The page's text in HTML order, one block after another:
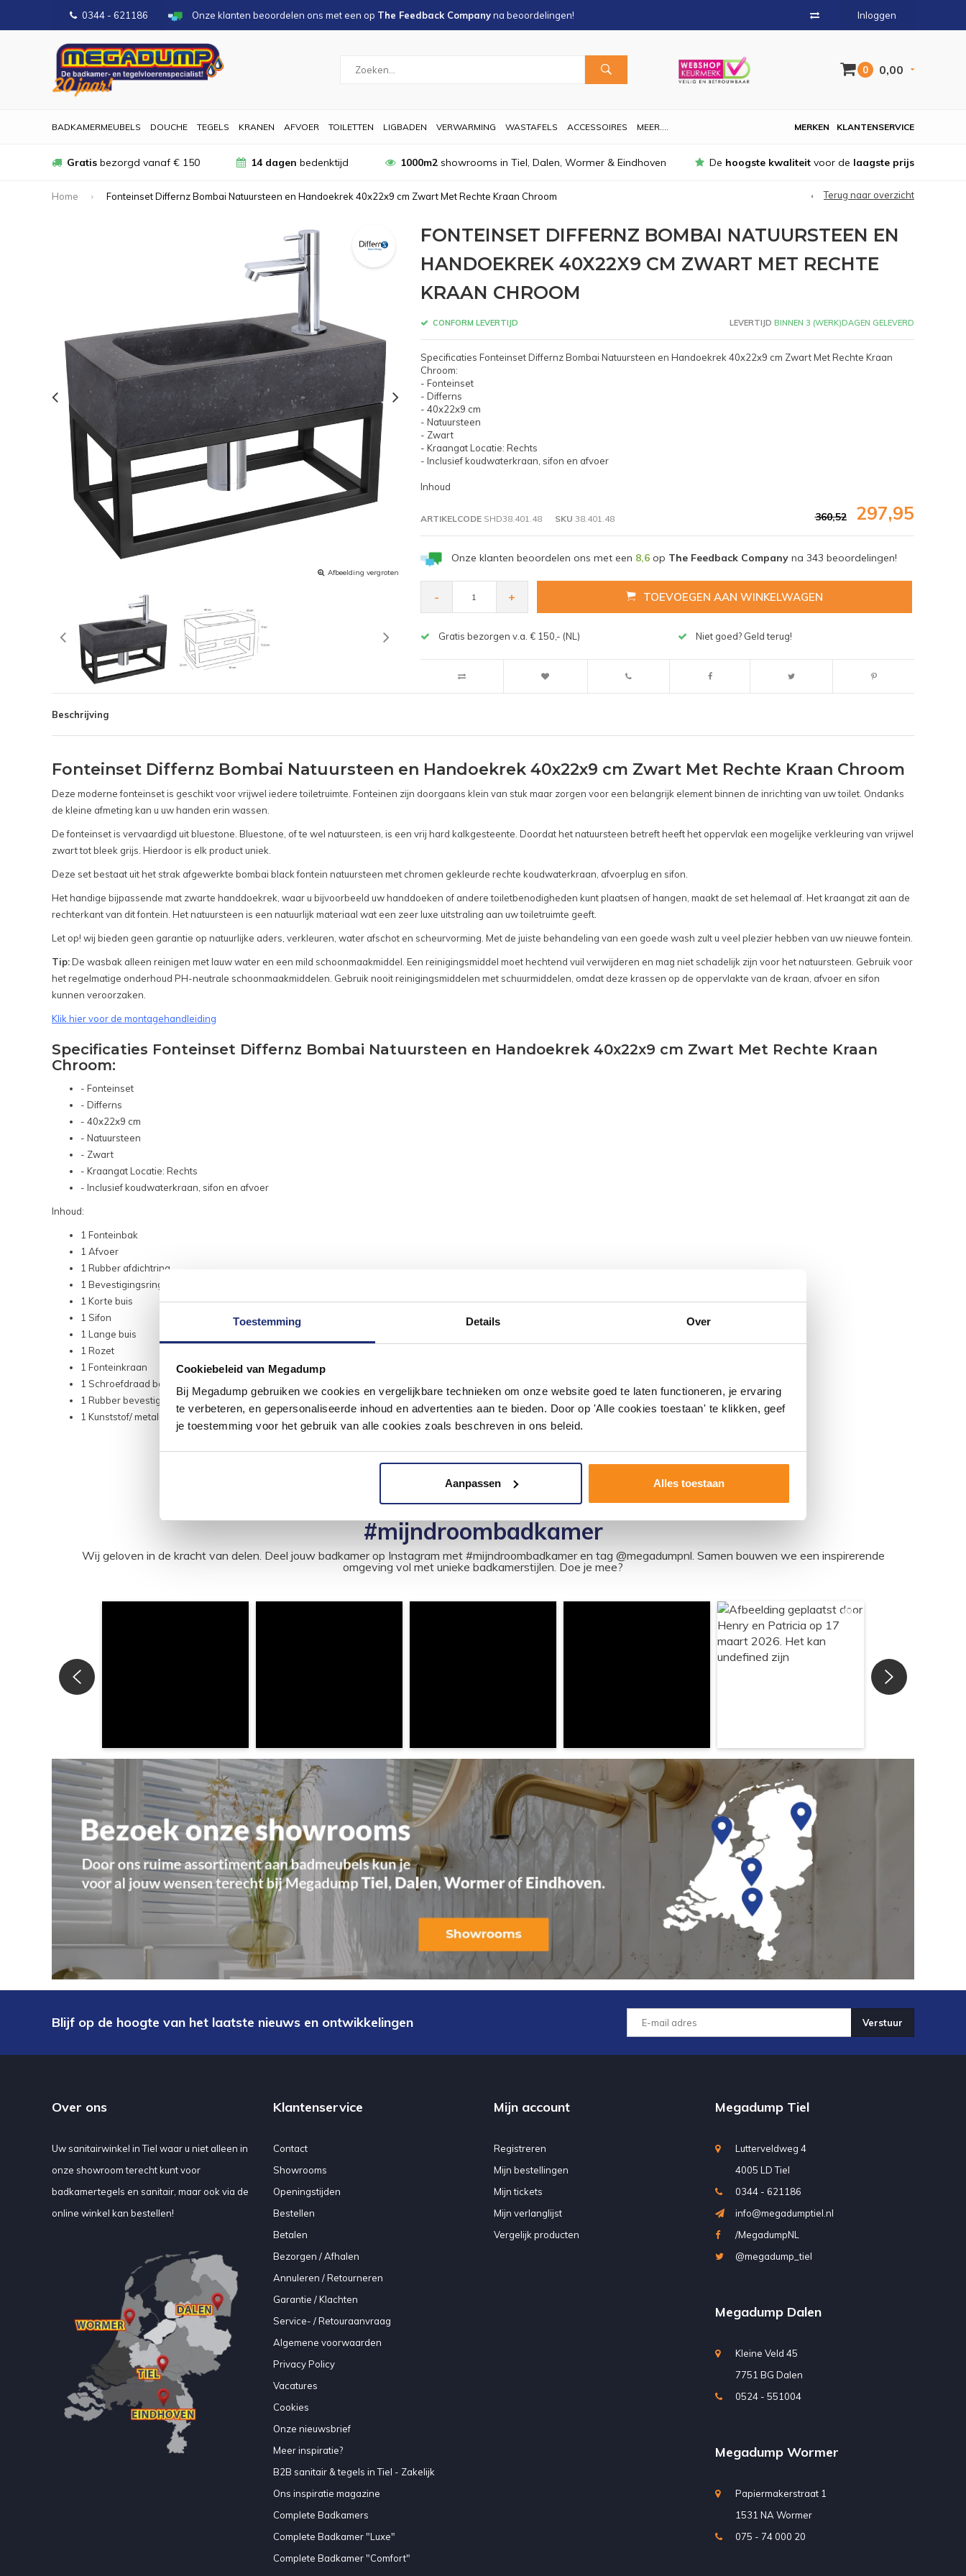
Toestemming Details Over
Cookiebeleid van Megadump
Bij Megadump gebruiken we cookies en vergelijkbare technieken om onze website goed te laten functioneren, je ervaring
te verbeteren, en gepersonaliseerde inhoud en advertenties aan te bieden. Door op 'Alle cookies toestaan' te klikken, geef
je toestemming voor het gebruik van alle cookies zoals beschreven in ons beleid.
Aanpassen Alles toestaan
0344 - 621186 Onze klanten beoordelen ons met een op The Feedback Companyna beoordelingen! Inloggen
0 0,00
BADKAMERMEUBELS DOUCHE TEGELS KRANEN AFVOER TOILETTEN LIGBADEN VERWARMING WASTAFELS ACCESSOIRES MEER.... KLANTENSERVICE
MERKEN
Gratis bezorgd vanaf € 150 14 dagen bedenktijd 1000m2showrooms in Tiel, Dalen, Wormer & Eindhoven De hoogste kwaliteit voor de laagste prijs
Home Fonteinset Differnz Bombai Natuursteen en Handoekrek 40x22x9 cm Zwart Met Rechte Kraan Chroom Terug naar overzicht
Afbeelding vergroten
FONTEINSET DIFFERNZ BOMBAI NATUURSTEEN EN
HANDOEKREK 40X22X9 CM ZWART MET RECHTE
KRAAN CHROOM
CONFORM LEVERTIJD LEVERTIJD BINNEN 3 (WERK)DAGEN GELEVERD
Specificaties Fonteinset Differnz Bombai Natuursteen en Handoekrek 40x22x9 cm Zwart Met Rechte Kraan
Chroom:
- Fonteinset
- Differns
- 40x22x9 cm
- Natuursteen
- Zwart
- Kraangat Locatie: Rechts
- Inclusief koudwaterkraan, sifon en afvoer
Inhoud
ARTIKELCODESHD38.401.48 SKU 38.401.48 360,52 297,95
Onze klanten beoordelen ons met een 8,6op The Feedback Companyna 343 beoordelingen!
- + TOEVOEGEN AAN WINKELWAGEN
Gratis bezorgen v.a. € 150,- (NL) Niet goed? Geld terug!
Beschrijving
Fonteinset Differnz Bombai Natuursteen en Handoekrek 40x22x9 cm Zwart Met Rechte Kraan Chroom
Deze moderne fonteinset is geschikt voor vrijwel iedere toiletruimte. Fonteinen zijn doorgaans klein van stuk maar zorgen voor een belangrijk element binnen de inrichting van uw toilet. Ondanks
de kleine afmeting kan u uw handen erin wassen.
De fonteinset is vervaardigd uit bluestone. Bluestone, of te wel natuursteen, is een vrij hard kalkgesteente. Doordat het natuursteen betreft heeft het oppervlak een mogelijke verkleuring van vrijwel
zwart tot bleek grijs. Hierdoor is elk product uniek.
Deze set bestaat uit het strak afgewerkte bombai black fontein natuursteen met chromen gekleurde rechte koudwaterkraan, afvoerplug en sifon.
Het handige bijpassende mat zwarte handdoekrek, waar u bijvoorbeeld uw handdoeken of andere toiletbenodigheden kunt plaatsen of hangen, maakt de set helemaal af. Het kraangat zit aan de
rechterkant van dit fontein. Het natuursteen is een natuurlijk materiaal wat een zeer luxe uitstraling aan uw toiletruimte geeft.
Let op! wij bieden geen garantie op natuurlijke aders, verkleuren, water afschot en scheurvorming. Met de juiste behandeling van een goede wash zult u veel plezier hebben van uw nieuwe fontein.
Tip:De wasbak alleen reinigen met lauw water en een mild schoonmaakmiddel. Een reinigingsmiddel moet hechtend vuil verwijderen en mag niet schadelijk zijn voor het natuursteen. Gebruik voor
het regelmatige onderhoud PH-neutrale schoonmaakmiddelen. Gebruik nooit reinigingsmiddelen met schuurmiddelen, omdat deze krassen op de oppervlakte van de kraan, afvoer en sifon
kunnen veroorzaken.
Klik hier voor de montagehandleiding
Specificaties Fonteinset Differnz Bombai Natuursteen en Handoekrek 40x22x9 cm Zwart Met Rechte Kraan
Chroom:
- Fonteinset
- Differns
- 40x22x9 cm
- Natuursteen
- Zwart
- Kraangat Locatie: Rechts
- Inclusief koudwaterkraan, sifon en afvoer
Inhoud:
1 Fonteinbak
1 Afvoer
1 Rubber afdichtring
1 Bevestigingsring
1 Korte buis
1 Sifon
1 Lange buis
1 Rozet
1 Fonteinkraan
1 Schroefdraad bout
1 Rubber bevestigingsring
1 Kunststof/ metalen bevestigingsmoer
#mijndroombadkamer
Wij geloven in de kracht van delen. Deel jouw badkamer op Instagram met #mijndroombadkamer en tag @megadumpnl. Samen bouwen we een inspirerende
omgeving vol met unieke badkamerstijlen. Doe je mee?
Blijf op de hoogte van het laatste nieuws en ontwikkelingen Verstuur
Over ons
Uw sanitairwinkel in Tiel waar u niet alleen in
onze showroom terecht kunt voor
badkamertegels en sanitair, maar ook via de
online winkel kan bestellen!
Klantenservice
Contact
Showrooms
Openingstijden
Bestellen
Betalen
Bezorgen / Afhalen
Annuleren / Retourneren
Garantie / Klachten
Service- / Retouraanvraag
Algemene voorwaarden
Privacy Policy
Vacatures
Cookies
Onze nieuwsbrief
Meer inspiratie?
B2B sanitair & tegels in Tiel - Zakelijk
Ons inspiratie magazine
Complete Badkamers
Complete Badkamer "Luxe"
Complete Badkamer "Comfort"
Mijn account
Registreren
Mijn bestellingen
Mijn tickets
Mijn verlanglijst
Vergelijk producten
Megadump Tiel
Lutterveldweg 4
4005 LD Tiel
0344 - 621186
info@megadumptiel.nl
/MegadumpNL
@megadump_tiel
Megadump Dalen
Kleine Veld 45
7751 BG Dalen
0524 - 551004
Megadump Wormer
Papiermakerstraat 1
1531 NA Wormer
075 - 74 000 20